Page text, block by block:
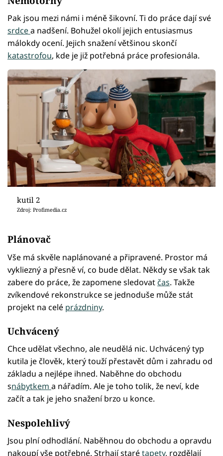
Pak jsou mezi námi i méně šikovní. Ti do práce dají své
srdcea nadšení. Bohužel okolí jejich entusiasmus
málokdy ocení. Jejich snažení většinou skončí
katastrofou, kde je již potřebná práce profesionála.
kutil 2
Zdroj: Profimedia.cz
Plánovač
Vše má skvěle naplánované a připravené. Prostor má
vykliezný a přesně ví, co bude dělat. Někdy se však tak
zabere do práce, že zapomene sledovat čas. Takže
zvíkendové rekonstrukce se jednoduše může stát
projekt na celé prázdniny.
Uchvácený
Chce udělat všechno, ale neudělá nic. Uchvácený typ
kutila je člověk, který touží přestavět dům i zahradu od
základu a nejlépe ihned. Naběhne do obchodu
snábytkem a nářadím. Ale je toho tolik, že neví, kde
začít a tak je jeho snažení brzo u konce.
Nespolehlivý
Jsou plní odhodlání. Naběhnou do obchodu a opravdu
nakoupí vše potřebné. Strhají starétapety, rozdělají